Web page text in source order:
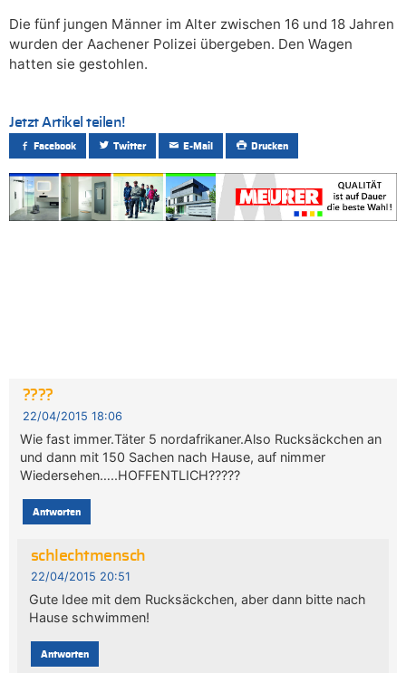
Die fünf jungen Männer im Alter zwischen 16 und 18 Jahren
wurden der Aachener Polizei übergeben. Den Wagen
hatten sie gestohlen.
Jetzt Artikel teilen!
Facebook Twitter E-Mail Drucken
????
22/04/2015 18:06
Wie fast immer.Täter 5 nordafrikaner.Also Rucksäckchen an
und dann mit 150 Sachen nach Hause, auf nimmer
Wiedersehen…..HOFFENTLICH?????
Antworten
schlechtmensch
22/04/2015 20:51
Gute Idee mit dem Rucksäckchen, aber dann bitte nach
Hause schwimmen!
Antworten